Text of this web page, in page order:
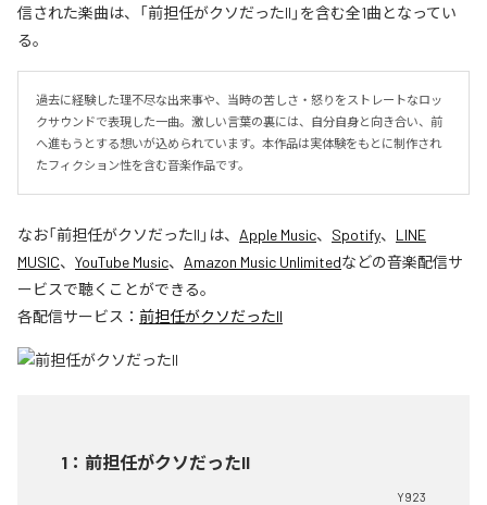
信された楽曲は、「前担任がクソだったII」を含む全1曲となってい
る。
過去に経験した理不尽な出来事や、当時の苦しさ・怒りをストレートなロッ
クサウンドで表現した一曲。激しい言葉の裏には、自分自身と向き合い、前
へ進もうとする想いが込められています。本作品は実体験をもとに制作され
たフィクション性を含む音楽作品です。
なお「前担任がクソだったII 」は、 Apple Music、 Spotify、 LINE
MUSIC、 YouTube Music、 Amazon Music Unlimitedなどの音楽配信サ
ービスで聴くことができる。
各配信サービス： 前担任がクソだったII
1 ： 前担任がクソだったII
Y923